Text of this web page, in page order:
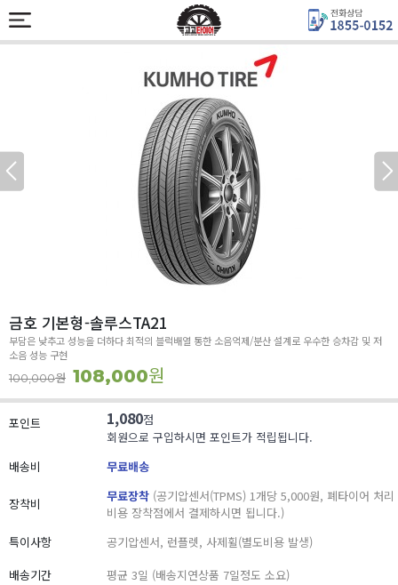
금호 기본형-솔루스TA21
부담은 낮추고 성능을 더하다 최적의 블럭배열 통한 소음억제/분산 설계로 우수한 승차감 및 저
소음 성능 구현
100,000원 108,000원
포인트 1,080점
회원으로 구입하시면 포인트가 적립됩니다.
배송비
무료배송
장착비 무료장착 (공기압센서(TPMS) 1개당 5,000원, 폐타이어 처리
비용 장착점에서 결제하시면 됩니다.)
특이사항
공기압센서, 런플렛, 사제휠(별도비용 발생)
배송기간
평균 3일 (배송지연상품 7일정도 소요)